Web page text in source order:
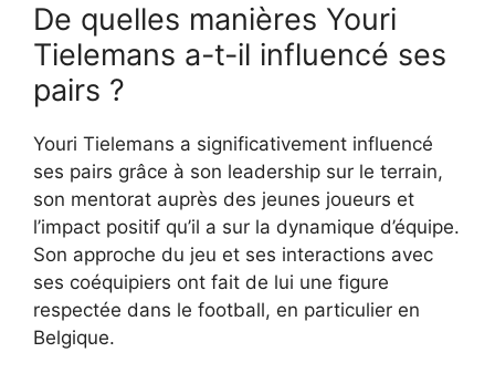
De quelles manières Youri
Tielemans a-t-il influencé ses
pairs ?
Youri Tielemans a significativement influencé
ses pairs grâce à son leadership sur le terrain,
son mentorat auprès des jeunes joueurs et
l’impact positif qu’il a sur la dynamique d’équipe.
Son approche du jeu et ses interactions avec
ses coéquipiers ont fait de lui une figure
respectée dans le football, en particulier en
Belgique.